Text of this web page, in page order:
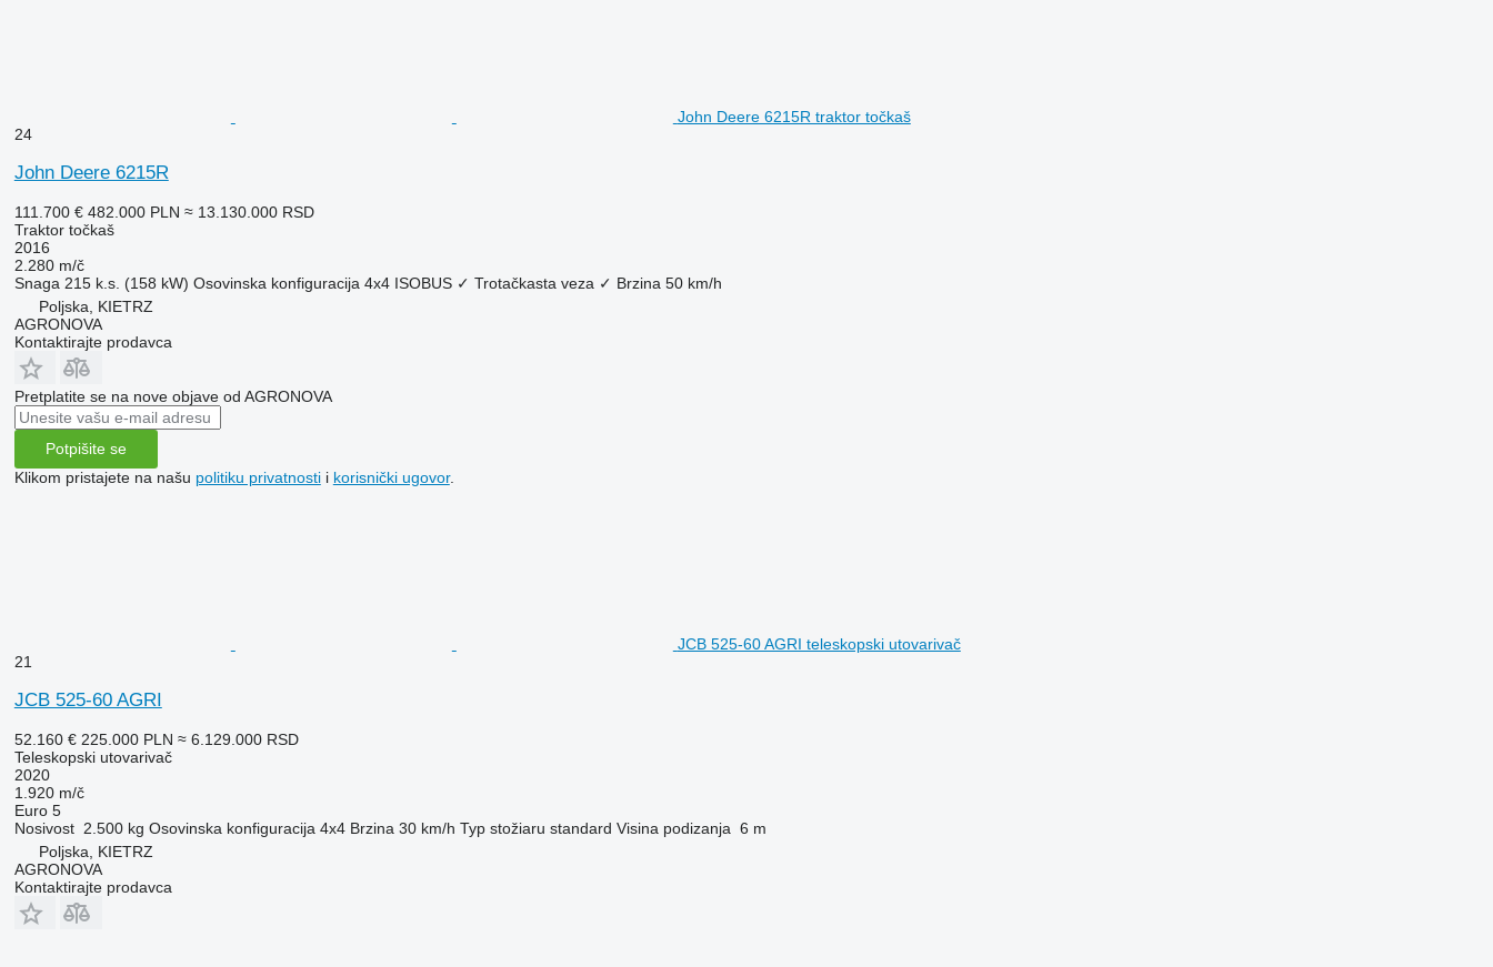
John Deere 6215R traktor točkaš
24
John Deere 6215R
111.700 € 482.000 PLN ≈ 13.130.000 RSD
Traktor točkaš
2016
2.280 m/č
Snaga 215 k.s. (158 kW) Osovinska konfiguracija 4x4 ISOBUS ✓ Trotačkasta veza ✓ Brzina 50 km/h
Poljska, KIETRZ
AGRONOVA
Kontaktirajte prodavca
Pretplatite se na nove objave od AGRONOVA
Potpišite se
Klikom pristajete na našu politiku privatnostii korisnički ugovor.
JCB 525-60 AGRI teleskopski utovarivač
21
JCB 525-60 AGRI
52.160 € 225.000 PLN ≈ 6.129.000 RSD
Teleskopski utovarivač
2020
1.920 m/č
Euro 5
Nosivost 2.500 kg Osovinska konfiguracija 4x4 Brzina 30 km/h Typ stožiaru standard Visina podizanja 6 m
Poljska, KIETRZ
AGRONOVA
Kontaktirajte prodavca